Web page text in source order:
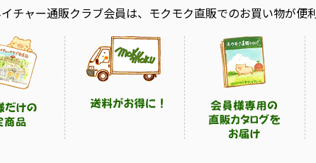
チャー通販クラブ会員は、モクモク直販でのお買い物が便